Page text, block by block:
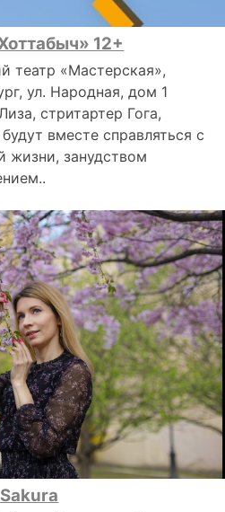
12+
театр «Мастерская»,
ул. Народная, дом 1
стритартер Гога,
вместе справляться с
жизни, занудством